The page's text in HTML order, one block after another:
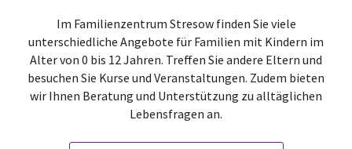
Im Familienzentrum Stresow finden Sie viele
unterschiedliche Angebote für Familien mit Kindern im
Alter von 0 bis 12 Jahren. Treffen Sie andere Eltern und
besuchen Sie Kurse und Veranstaltungen. Zudem bieten
wir Ihnen Beratung und Unterstützung zu alltäglichen
Lebensfragen an.